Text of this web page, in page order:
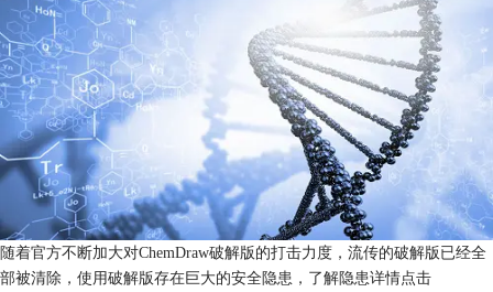
随着官方不断加大对ChemDraw破解版的打击力度，流传的破解版已经全
部被清除，使用破解版存在巨大的安全隐患，了解隐患详情点击